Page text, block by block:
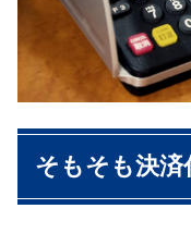
そもそも決済